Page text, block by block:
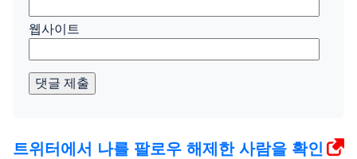
웹사이트
댓글 제출
트위터에서 나를 팔로우 해제한 사람을 확인